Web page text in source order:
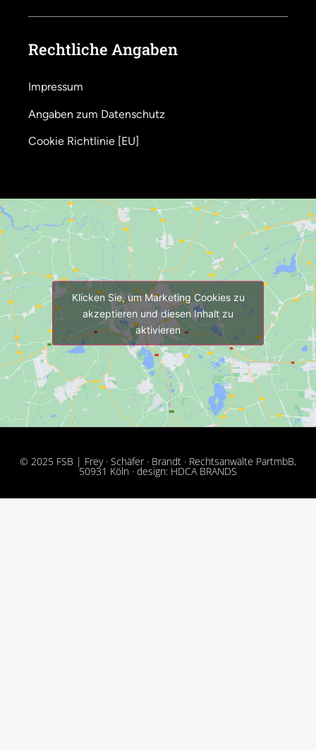
Rechtliche Angaben
Impressum
Angaben zum Datenschutz
Cookie Richtlinie [EU]
Klicken Sie, um Marketing Cookies zu
akzeptieren und diesen Inhalt zu
aktivieren
© 2025 FSB | Frey · Schäfer · Brandt · Rechtsanwälte PartmbB,
50931 Köln · design: HDCA BRANDS